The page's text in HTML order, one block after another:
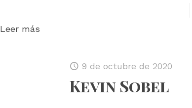
Leer más
9 de octubre de 2020
Kevin Sobel